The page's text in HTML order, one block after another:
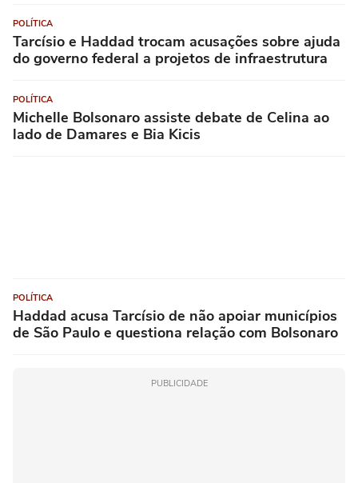
POLÍTICA
Tarcísio e Haddad trocam acusações sobre ajuda
do governo federal a projetos de infraestrutura
POLÍTICA
Michelle Bolsonaro assiste debate de Celina ao
lado de Damares e Bia Kicis
POLÍTICA
Haddad acusa Tarcísio de não apoiar municípios
de São Paulo e questiona relação com Bolsonaro
PUBLICIDADE